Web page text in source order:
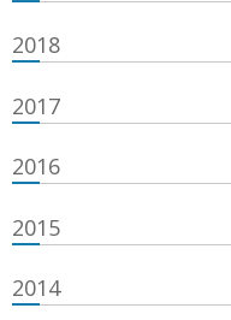
2018
2017
2016
2015
2014